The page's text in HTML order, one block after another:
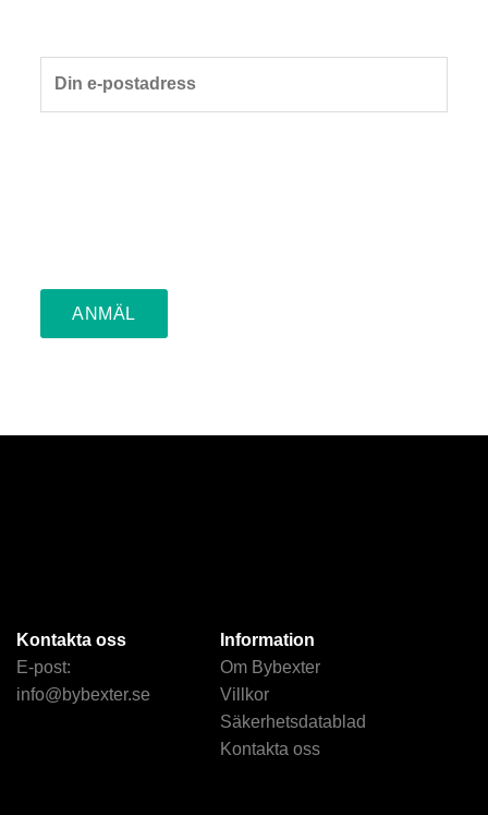
Kontakta oss
E-post:
info@bybexter.se
Information
Om Bybexter
Villkor
Säkerhetsdatablad
Kontakta oss